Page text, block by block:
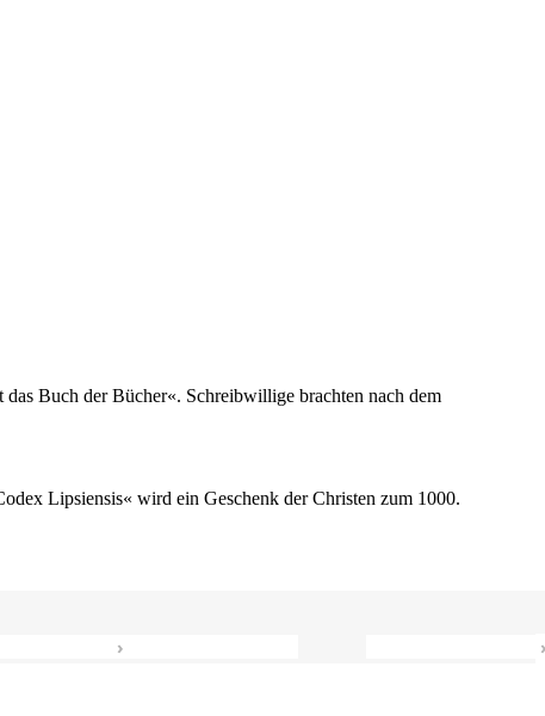
Buch der Bücher«. Schreibwillige brachten nach dem
Lipsiensis« wird ein Geschenk der Christen zum 1000.
›